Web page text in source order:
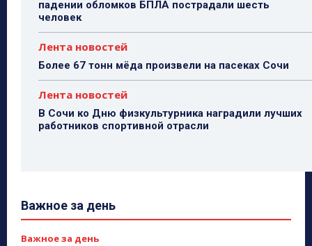
падении обломков БПЛА пострадали шесть
человек
Лента новостей
Более 67 тонн мёда произвели на пасеках Сочи
Лента новостей
В Сочи ко Дню физкультурника наградили лучших
работников спортивной отрасли
Важное за день
Важное за день